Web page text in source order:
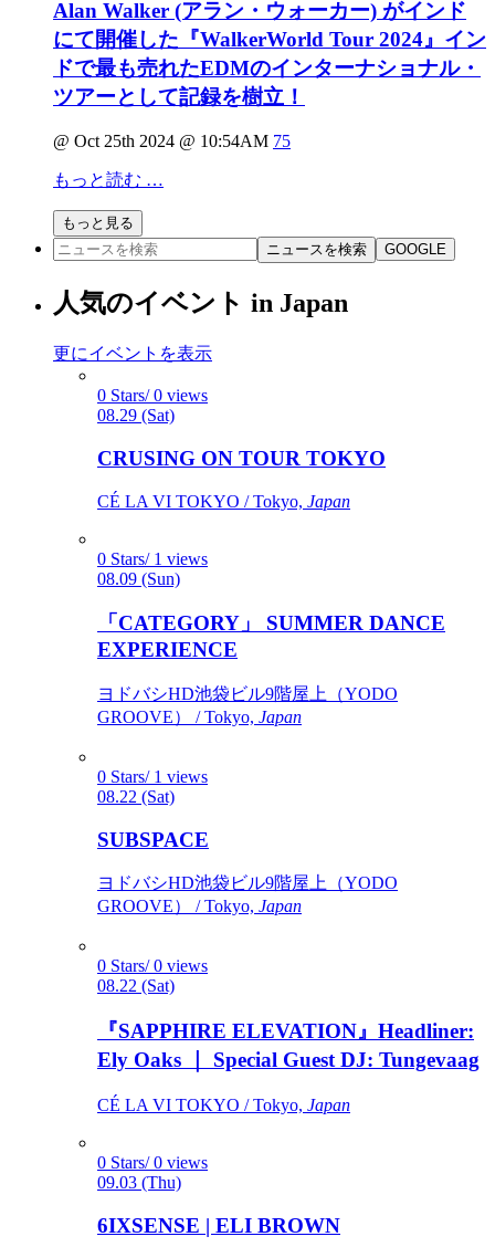
Alan Walker (アラン・ウォーカー) がインド
にて開催した『WalkerWorld Tour 2024』イン
ドで最も売れたEDMのインターナショナル・
ツアーとして記録を樹立！
@ Oct 25th 2024 @ 10:54AM 75
もっと読む …
もっと見る
ニュースを検索
GOOGLE
人気のイベント in Japan
更にイベントを表示
0 Stars/ 0 views
08.29 (Sat)
CRUSING ON TOUR TOKYO
CÉ LA VI TOKYO / Tokyo, Japan
0 Stars/ 1 views
08.09 (Sun)
「CATEGORY」 SUMMER DANCE
EXPERIENCE
ヨドバシHD池袋ビル9階屋上（YODO
GROOVE） / Tokyo, Japan
0 Stars/ 1 views
08.22 (Sat)
SUBSPACE
ヨドバシHD池袋ビル9階屋上（YODO
GROOVE） / Tokyo, Japan
0 Stars/ 0 views
08.22 (Sat)
『SAPPHIRE ELEVATION』Headliner:
Ely Oaks ｜ Special Guest DJ: Tungevaag
CÉ LA VI TOKYO / Tokyo, Japan
0 Stars/ 0 views
09.03 (Thu)
6IXSENSE | ELI BROWN